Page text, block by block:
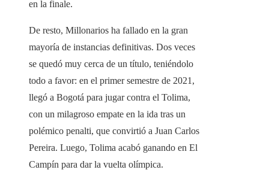
en la finale.
De resto, Millonarios ha fallado en la gran
mayoría de instancias definitivas. Dos veces
se quedó muy cerca de un título, teniéndolo
todo a favor: en el primer semestre de 2021,
llegó a Bogotá para jugar contra el Tolima,
con un milagroso empate en la ida tras un
polémico penalti, que convirtió a Juan Carlos
Pereira. Luego, Tolima acabó ganando en El
Campín para dar la vuelta olímpica.